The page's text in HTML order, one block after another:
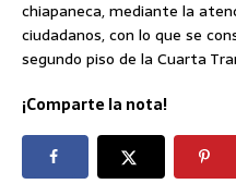
chiapaneca, mediante la
ciudadanos, con lo que se
segundo piso de la Cuarta
¡Comparte la nota!